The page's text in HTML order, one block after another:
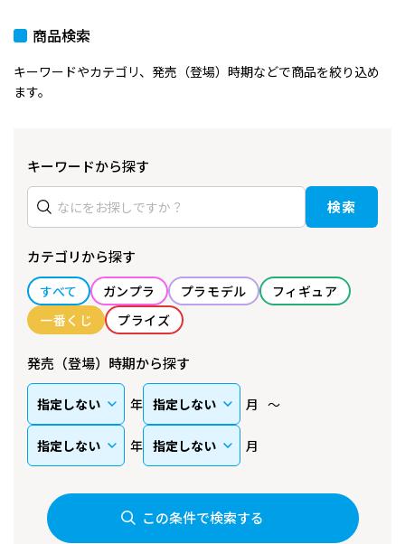
商品検索
キーワードやカテゴリ、発売（登場）時期などで商品を絞り込め
ます。
キーワードから探す
検索
カテゴリから探す
すべて ガンプラ プラモデル
フィギュア
一番くじ
プライズ
発売（登場）時期から探す
年 月
年 月
この条件で検索する